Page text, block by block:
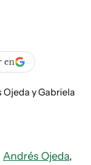
en
Andrés Ojeda,